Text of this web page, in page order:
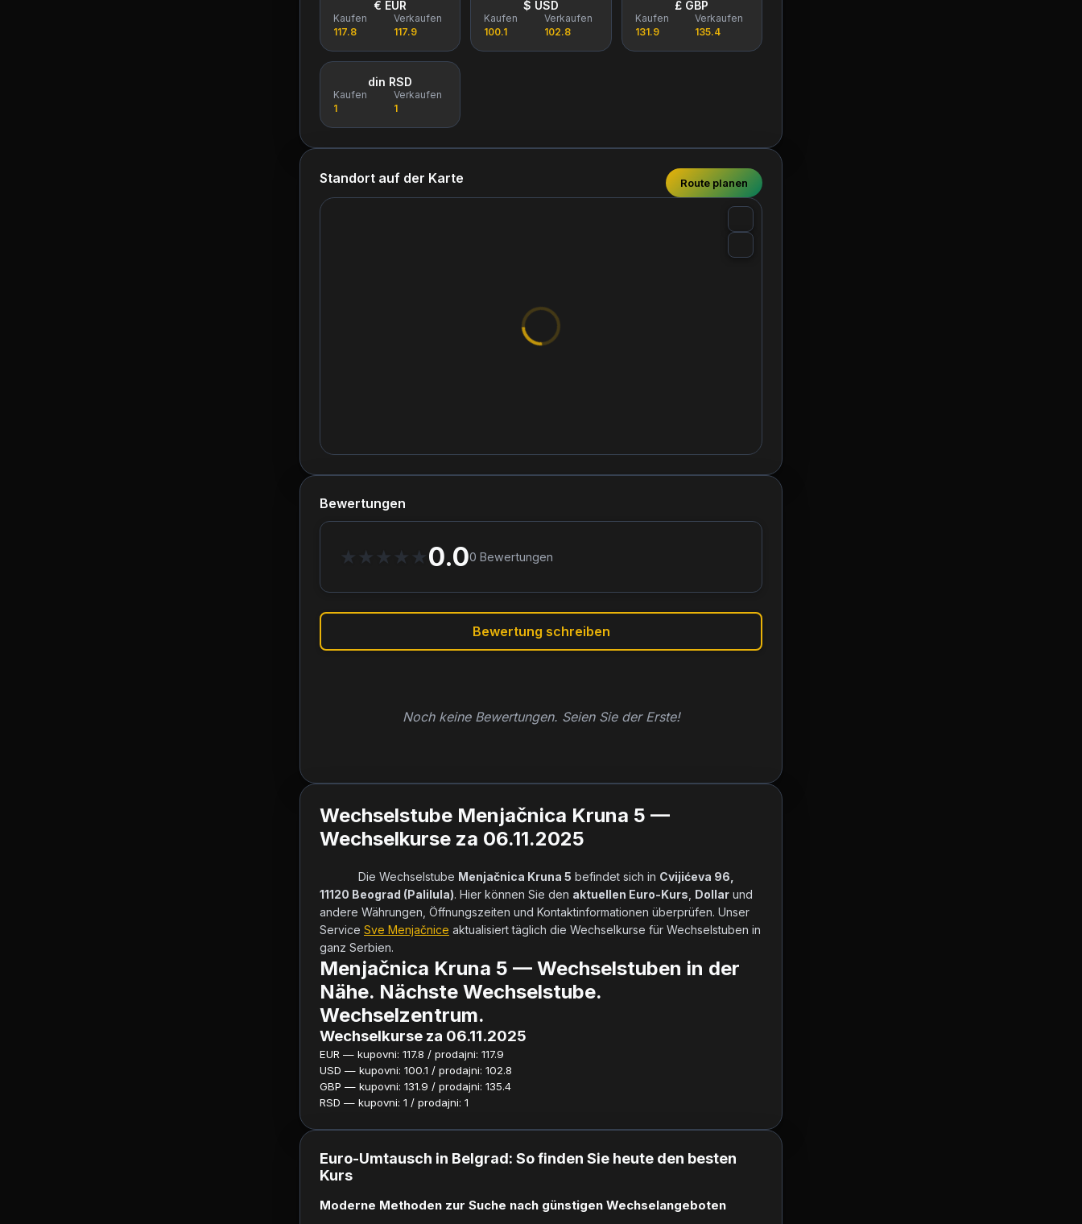
€ EUR
Kaufen
117.8
Verkaufen
117.9
$ USD
Kaufen
100.1
Verkaufen
102.8
£ GBP
Kaufen
131.9
Verkaufen
135.4
din RSD
Kaufen
1
Verkaufen
1
Standort auf der Karte Route planen
Bewertungen
★ ★ ★ ★ ★0.00 Bewertungen
Bewertung schreiben
Noch keine Bewertungen. Seien Sie der Erste!
Wechselstube Menjačnica Kruna 5 —
Wechselkurse za 06.11.2025
            Die Wechselstube
Menjačnica Kruna 5 befindet sich in Cvijićeva 96,
11120 Beograd (Palilula). Hier können Sie den aktuellen Euro-Kurs Dollar und
andere Währungen, Öffnungszeiten und Kontaktinformationen überprüfen. Unser
Service Sve Menjačnice aktualisiert täglich die Wechselkurse für Wechselstuben in
ganz Serbien.
Menjačnica Kruna 5 — Wechselstuben in der
Nähe. Nächste Wechselstube.
Wechselzentrum.
Wechselkurse za 06.11.2025
EUR — kupovni: 117.8 / prodajni: 117.9
USD — kupovni: 100.1 / prodajni: 102.8
GBP — kupovni: 131.9 / prodajni: 135.4
RSD — kupovni: 1 / prodajni: 1
Euro-Umtausch in Belgrad: So finden Sie heute den besten
Kurs
Moderne Methoden zur Suche nach günstigen Wechselangeboten